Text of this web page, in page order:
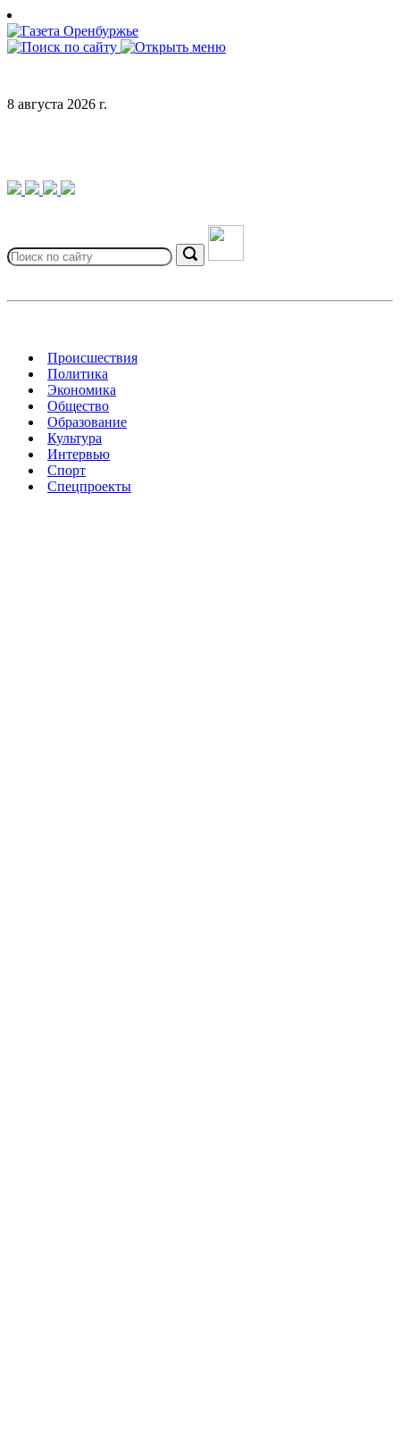
Skip
to
content
8 августа 2026 г.
for:
Search
Происшествия
Политика
Экономика
Общество
Образование
Культура
Интервью
Спорт
Спецпроекты